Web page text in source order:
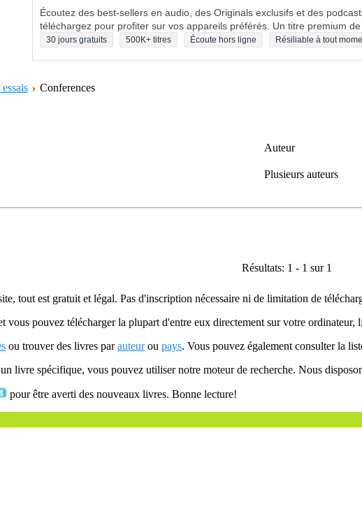
Écoutez des best-sellers en audio, des Originals exclusifs et des
téléchargez pour profiter sur vos appareils préférés. Un titre premium
30 jours gratuits 500K+ titres Écoute hors ligne Résiliable à tout
Conferences
Auteur
Plusieurs auteurs
Résultats: 1 - 1 sur 1
tout est gratuit et légal. Pas d'inscription nécessaire ni de limitation de
vous pouvez télécharger la plupart d'entre eux directement sur votre ordinateur,
ou trouver des livres parauteurou pays. Vous pouvez également consulter la
livre spécifique, vous pouvez utiliser notre moteur de recherche. Nous
pour être averti des nouveaux livres. Bonne lecture!